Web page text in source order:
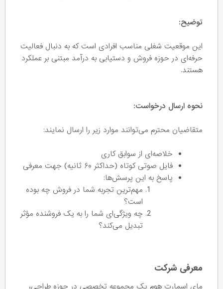
توضیح:
این موقعیت شغلی مناسب افرادی است که به دنبال فعالیت
حرفه‌ای در حوزه فروش و دستیابی به درآمد مبتنی بر عملکرد
هستند.
نحوه ارسال درخواست:
متقاضیان محترم می‌توانند موارد زیر را ارسال نمایند:
خلاصه‌ای از سوابق کاری
فایل صوتی کوتاه (حداکثر ۶۰ ثانیه) جهت معرفی
پاسخ به این پرسش‌ها:
مهم‌ترین تجربه شما در فروش چه بوده
است؟
چه ویژگی‌ای شما را به یک فروشنده مؤثر
تبدیل می‌کند؟
معرفی شرکت
مای اسمارت هوم یک مجموعه تخصصی در حوزه طراحی،